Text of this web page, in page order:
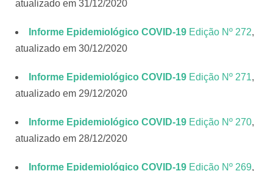
atualizado em 31/12/2020
Informe Epidemiológico COVID-19 Edição Nº 272,
atualizado em 30/12/2020
Informe Epidemiológico COVID-19 Edição Nº 271,
atualizado em 29/12/2020
Informe Epidemiológico COVID-19 Edição Nº 270,
atualizado em 28/12/2020
Informe Epidemiológico COVID-19 Edição Nº 269,